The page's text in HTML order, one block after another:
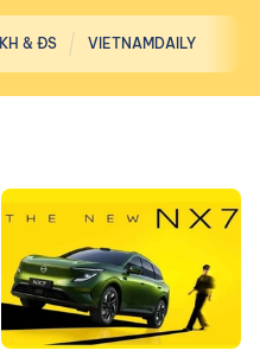
KH & ĐS VIETNAMDAILY